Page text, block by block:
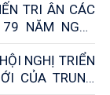
TRI ÂN CÁC
NĂM NGÀY
27/7/2026)
NGHỊ TRIỂN
CỦA TRUNG